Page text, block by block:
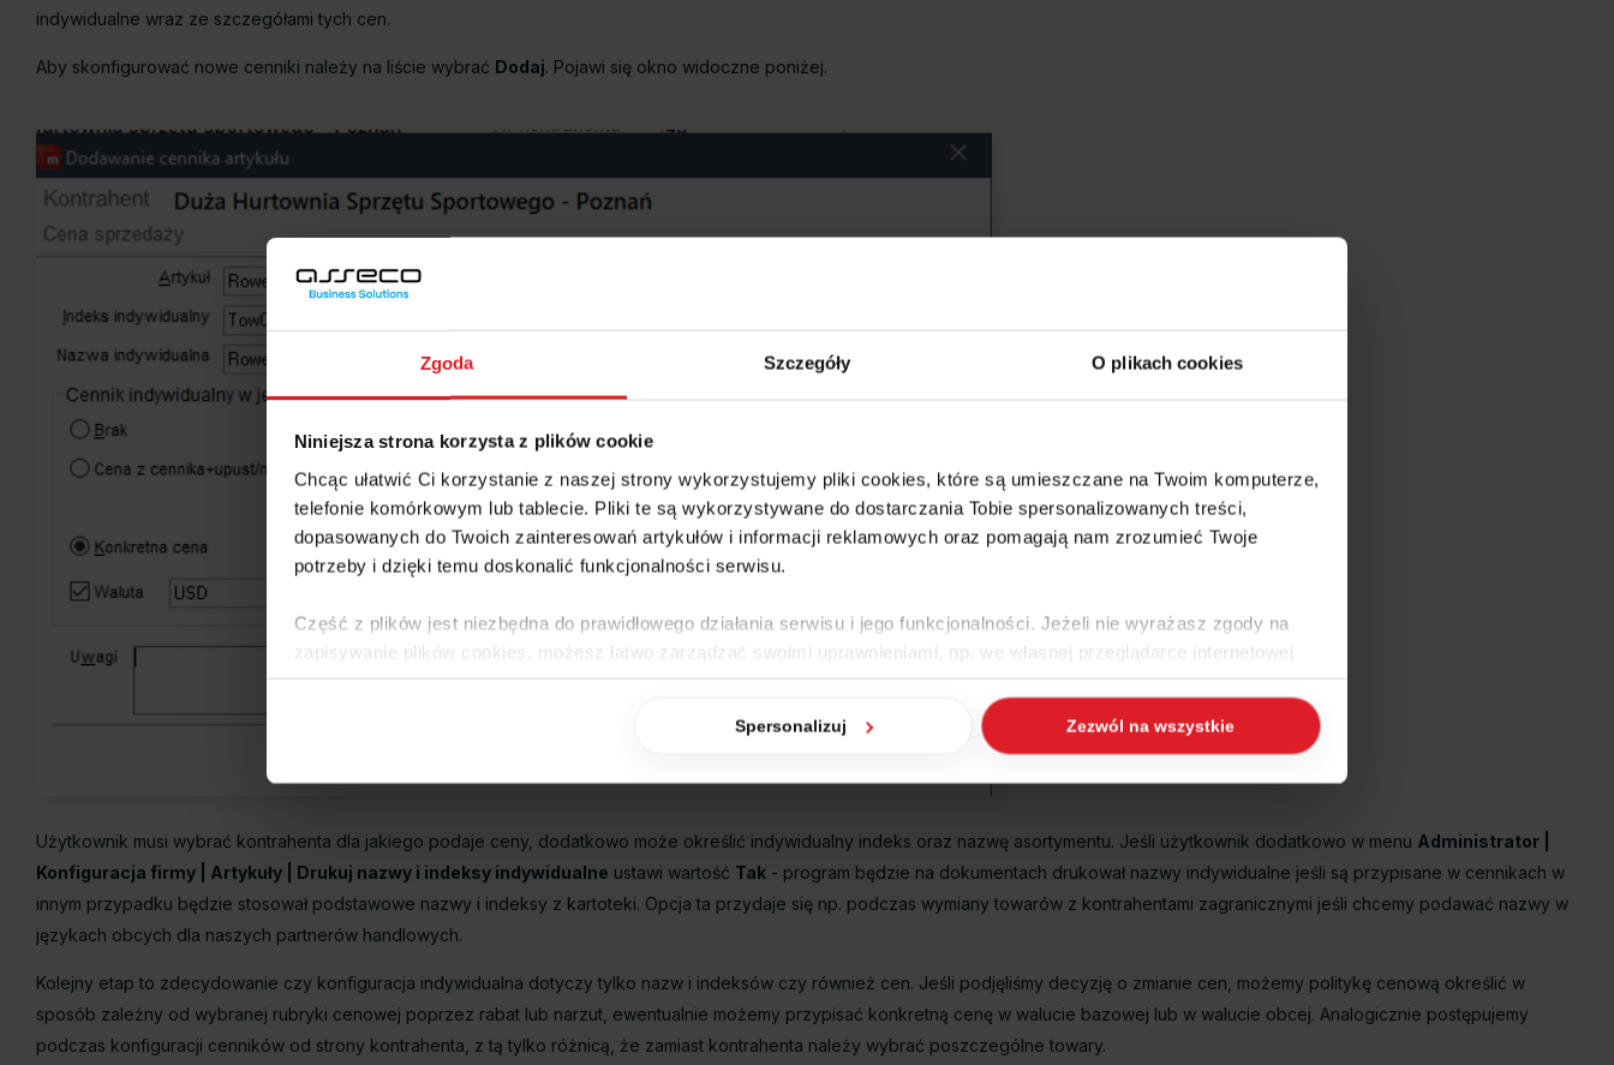
Zgoda Szczegóły O plikach cookies
Niniejsza strona korzysta z plików cookie
Chcąc ułatwić Ci korzystanie z naszej strony wykorzystujemy pliki cookies, które są umieszczane na Twoim komputerze,
telefonie komórkowym lub tablecie. Pliki te są wykorzystywane do dostarczania Tobie spersonalizowanych treści,
dopasowanych do Twoich zainteresowań artykułów i informacji reklamowych oraz pomagają nam zrozumieć Twoje
potrzeby i dzięki temu doskonalić funkcjonalności serwisu.
Część z plików jest niezbędna do prawidłowego działania serwisu i jego funkcjonalności. Jeżeli nie wyrażasz zgody na
zapisywanie plików cookies, możesz łatwo zarządzać swoimi uprawnieniami, np. we własnej przeglądarce internetowej
lub po wybraniu opcji Zarządzaj cookies. Szczegółowe informacje na ten temat znajdziesz w naszejPolityce Cookiesi
Spersonalizuj Zezwól na wszystkie
indywidualne wraz ze szczegółami tych cen.
Aby skonfigurować nowe cenniki należy na liście wybrać Dodaj. Pojawi się okno widoczne poniżej.
Użytkownik musi wybrać kontrahenta dla jakiego podaje ceny, dodatkowo może określić indywidualny indeks oraz nazwę asortymentu. Jeśli użytkownik dodatkowo w menu Administrator |
Konfiguracja firmy | Artykuły | Drukuj nazwy i indeksy indywidualne ustawi wartość Tak - program będzie na dokumentach drukował nazwy indywidualne jeśli są przypisane w cennikach w
innym przypadku będzie stosował podstawowe nazwy i indeksy z kartoteki. Opcja ta przydaje się np. podczas wymiany towarów z kontrahentami zagranicznymi jeśli chcemy podawać nazwy w
językach obcych dla naszych partnerów handlowych.
Kolejny etap to zdecydowanie czy konfiguracja indywidualna dotyczy tylko nazw i indeksów czy również cen. Jeśli podjęliśmy decyzję o zmianie cen, możemy politykę cenową określić w
sposób zależny od wybranej rubryki cenowej poprzez rabat lub narzut, ewentualnie możemy przypisać konkretną cenę w walucie bazowej lub w walucie obcej. Analogicznie postępujemy
podczas konfiguracji cenników od strony kontrahenta, z tą tylko różnicą, że zamiast kontrahenta należy wybrać poszczególne towary.